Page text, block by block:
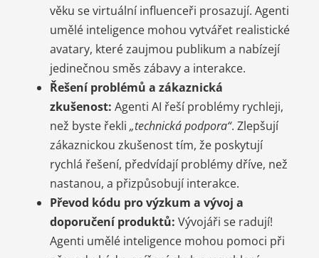
věku se virtuální influenceři prosazují. Agenti
umělé inteligence mohou vytvářet realistické
avatary, které zaujmou publikum a nabízejí
jedinečnou směs zábavy a interakce.
Řešení problémů a zákaznická
zkušenost: Agenti AI řeší problémy rychleji,
než byste řekli „technická podpora“. Zlepšují
zákaznickou zkušenost tím, že poskytují
rychlá řešení, předvídají problémy dříve, než
nastanou, a přizpůsobují interakce.
Převod kódu pro výzkum a vývoj a
doporučení produktů: Vývojáři se radují!
Agenti umělé inteligence mohou pomoci při